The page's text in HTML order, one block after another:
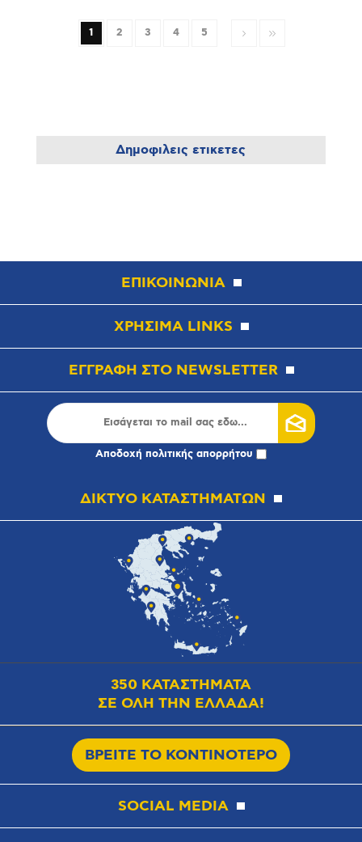
1 2 3 4 5
Δημοφιλεις ετικετες
ΕΠΙΚΟΙΝΩΝΙΑ
ΧΡΗΣΙΜΑ LINKS
ΕΓΓΡΑΦΗ ΣΤΟ NEWSLETTER
Αποδοχή πολιτικής απορρήτου
ΔΙΚΤΥΟ ΚΑΤΑΣΤΗΜΑΤΩΝ
350 ΚΑΤΑΣΤΗΜΑΤΑ
ΣΕ ΟΛΗ ΤΗΝ ΕΛΛΑΔΑ!
ΒΡΕΙΤΕ ΤΟ ΚΟΝΤΙΝΟΤΕΡΟ
SOCIAL MEDIA